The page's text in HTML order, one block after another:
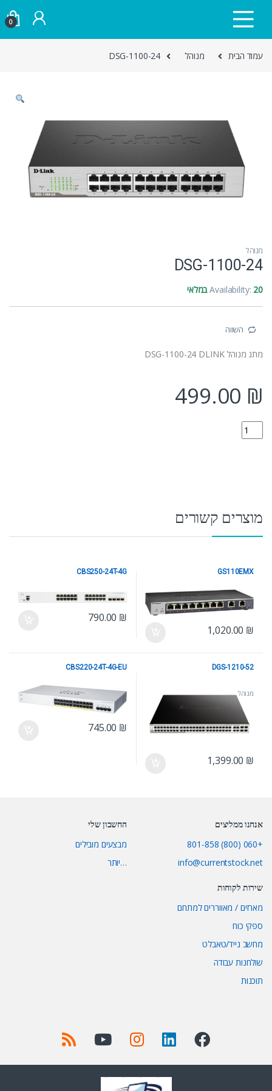
0
עמוד הבית מנוהל DSG-1100-24
מנוהל
DSG-1100-24
Availability: 20 במלאי
השווה
מתג מנוהל DSG-1100-24 DLINK
499.00 ₪
DSG-1100-24 quantity
מוצרים קשורים
מנוהל
GS110EMX
1,020.00 ₪
מנוהל
CBS250-24T-4G
790.00 ₪
מנוהל
DGS-1210-52
1,399.00 ₪
מנוהל
CBS220-24T-4G-EU
745.00 ₪
אנחנו ממליצים
+060 (800) 801-858
info@currentstock.net
החשבון שלי
מבצעים מובילים
…יותר
שירות לקוחות
מארזים / מאווררים למתחם
ספקי כוח
מחשב נייד/טאבלט
שולחנות עבודה
תוכנות